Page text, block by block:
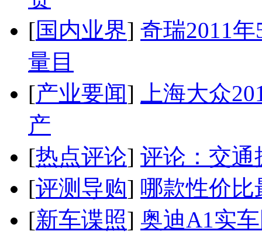
[国内业界] 奇瑞2011
量目
[产业要闻]
上海大众
产
[热点评论] 评论：交通
[评测导购] 哪款性价比
[新车谍照] 奥迪A1实